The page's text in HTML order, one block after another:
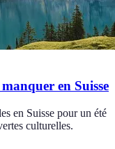
en Suisse
en Suisse pour un été
culturelles.